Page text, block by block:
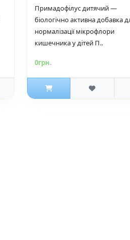
Примадофілус дитячий —
біологічно активна добавка
нормалізації мікрофлори
кишечника у дітей П..
0грн.